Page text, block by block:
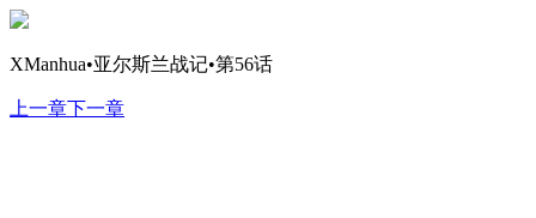
XManhua•亚尔斯兰战记•第56话
上一章下一章